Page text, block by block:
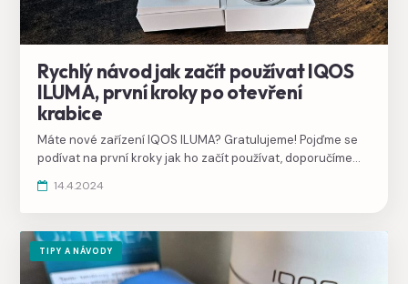
Rychlý návod jak začít používat IQOS
ILUMA, první kroky po otevření
krabice
Máte nové zařízení IQOS ILUMA? Gratulujeme! Pojďme se
podívat na první kroky jak ho začít používat, doporučíme
tipy do začátku.
14.4.2024
TIPY A NÁVODY